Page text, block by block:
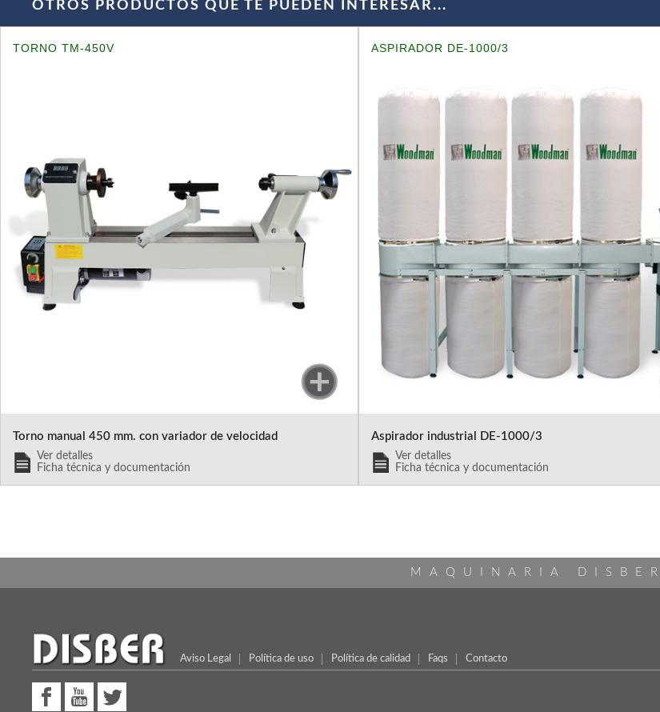
OTROS PRODUCTOS QUE TE PUEDEN INTERESAR...
TORNO TM-450V
Torno manual 450 mm. con variador de velocidad
Ver detalles
Ficha técnica y documentación
ASPIRADOR DE-1000/3
Aspirador industrial DE-1000/3
Ver detalles
Ficha técnica y documentación
MAQUINARIA DISBER
Aviso Legal Política de uso Política de calidad Faqs Contacto